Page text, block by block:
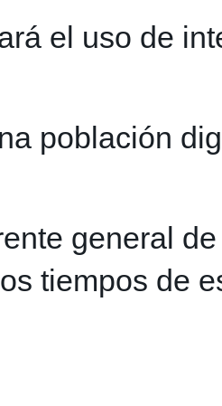
el uso de
población
general
tiempos de